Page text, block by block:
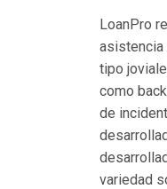
LoanPro
tipo
como
de
variedad
н
е
т
е
,
и
г